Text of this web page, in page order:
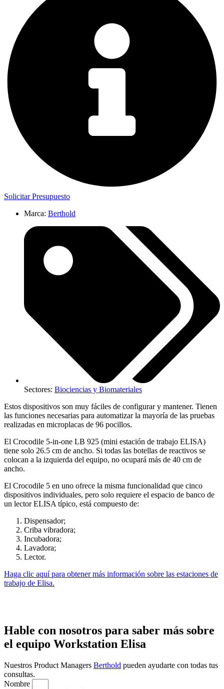
Solicitar Presupuesto
Marca: Berthold
Sectores: Biociencias y Biomateriales
Estos dispositivos son muy fáciles de configurar y mantener. Tienen
las funciones necesarias para automatizar la mayoría de las pruebas
realizadas en microplacas de 96 pocillos.
El Crocodile 5-in-one LB 925 (mini estación de trabajo ELISA)
tiene solo 26.5 cm de ancho. Si todas las botellas de reactivos se
colocan a la izquierda del equipo, no ocupará más de 40 cm de
ancho.
El Crocodile 5 en uno ofrece la misma funcionalidad que cinco
dispositivos individuales, pero solo requiere el espacio de banco de
un lector ELISA típico, está compuesto de:
Dispensador;
Criba vibradora;
Incubadora;
Lavadora;
Lector.
Haga clic aquí para obtener más información sobre las estaciones de
trabajo de Elisa.
Hable con nosotros para saber más sobre
el equipo Workstation Elisa
Nuestros Product Managers Berthold pueden ayudarte con todas tus
consultas.
Nombre